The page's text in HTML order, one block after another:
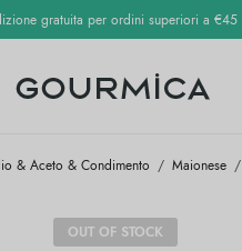
gratuita per ordini superiori a €45
& Aceto & Condimento / Maionese /
OUT OF STOCK